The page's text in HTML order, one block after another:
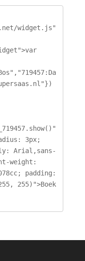
widget.js"
3px;
Arial,sans-
weight:
padding:
255)">Boek